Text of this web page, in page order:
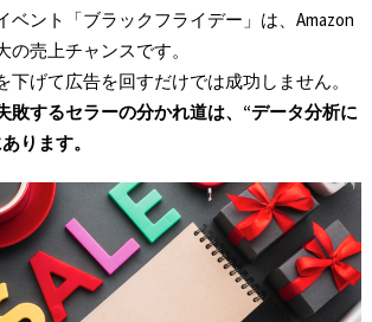
ベント「ブラックフライデー」は、Amazon
売上チャンスです。
下げて広告を回すだけでは成功しません。
敗するセラーの分かれ道は、“データ分析に
ります。